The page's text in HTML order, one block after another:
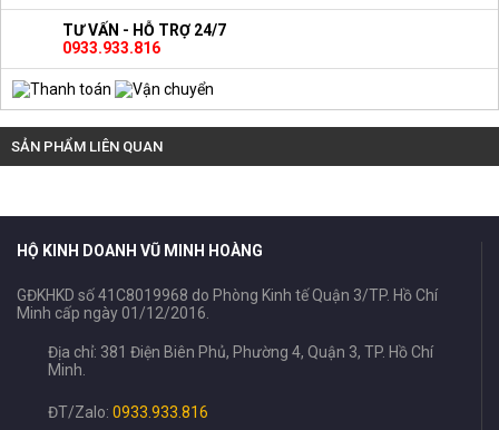
TƯ VẤN - HỖ TRỢ 24/7
0933.933.816
SẢN PHẨM LIÊN QUAN
HỘ KINH DOANH VŨ MINH HOÀNG
GĐKHKD số 41C8019968 do Phòng Kinh tế Quận 3/TP. Hồ Chí
Minh cấp ngày 01/12/2016.
Địa chỉ: 381 Điện Biên Phủ, Phường 4, Quận 3, TP. Hồ Chí
Minh.
ĐT/Zalo: 0933.933.816